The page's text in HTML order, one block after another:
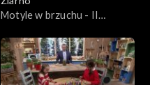
Motyle w brzuchu - II